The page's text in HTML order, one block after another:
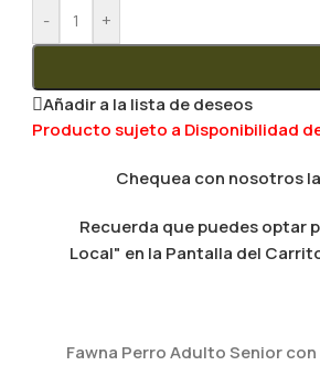
- +
Añadir a la lista de deseos
Producto sujeto a Disponibilidad
Chequea con nosotros
Recuerda que puedes optar
Local" en la Pantalla del
Fawna Perro Adulto Senior